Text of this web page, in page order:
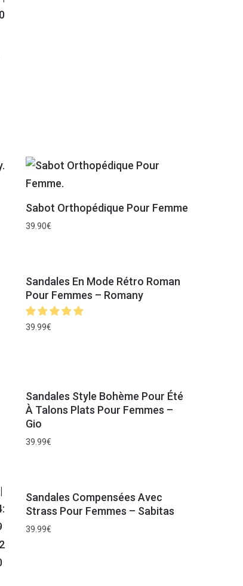
Sabot Orthopédique Pour Femme
39.90€
Sandales En Mode Rétro Roman
Pour Femmes – Romany
39.99€
Sandales Style Bohème Pour Été
À Talons Plats Pour Femmes –
Gio
39.99€
Sandales Compensées Avec
Strass Pour Femmes – Sabitas
39.99€